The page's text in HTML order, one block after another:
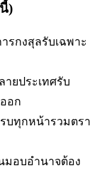
)
รกงสุลรับเฉพาะ
ายประเทศรับ
อก
บทุกหน้ารวมตรา
มอบอำนาจต้อง